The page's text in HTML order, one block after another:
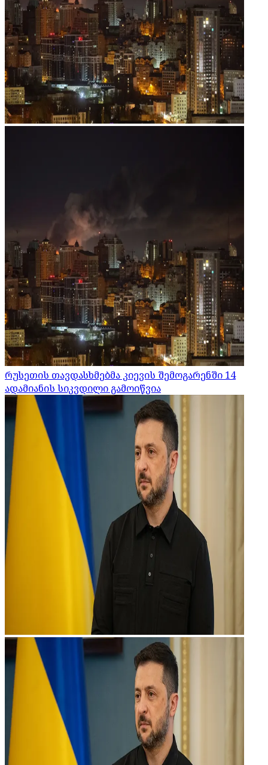
რუსეთის თავდასხმებმა კიევის შემოგარენში 14
ადამიანის სიკვდილი გამოიწვია